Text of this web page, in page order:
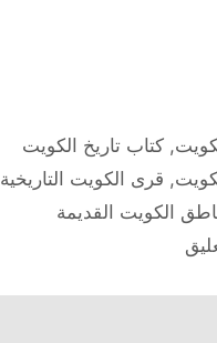
,كتاب تاريخ الكويت
, قرى الكويت التاريخية
الكويت القديمة